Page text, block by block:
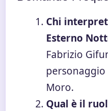
Chi
Esterno
Fabrizio
Moro.
Qual è il